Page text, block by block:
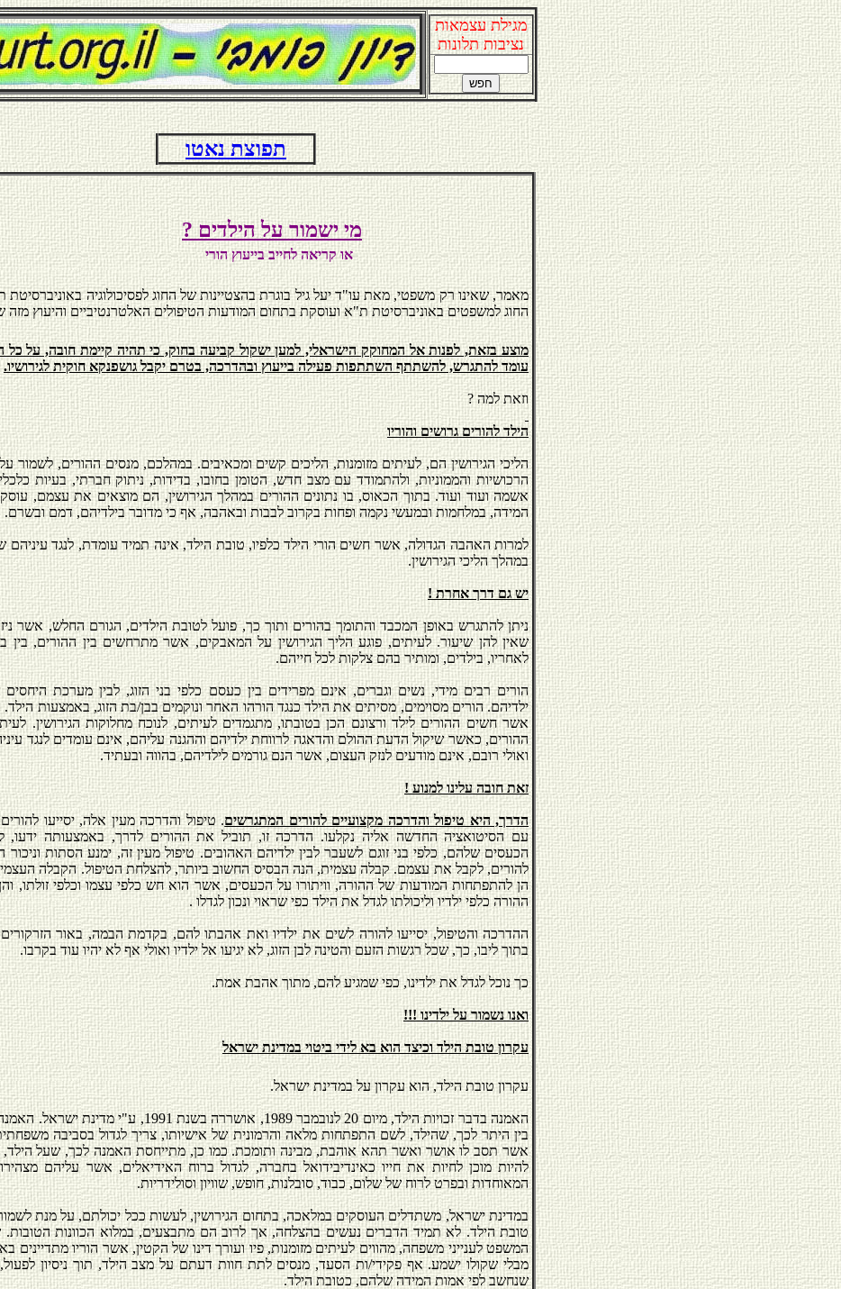
מגילת עצמאות
נציבות תלונות
תפוצת נאטו
מי ישמור על הילדים ?
או קריאה לחייב בייעוץ הורי
מאמר, שאינו רק משפטי, מאת עו"ד יעל גיל בוגרת בהצטיינות של החוג לפסיכולוגיה באוניברסיטת
החוג למשפטים באוניברסיטת ת"א ועוסקת בתחום המודעות הטיפולים האלטרנטיביים והיעוץ מזה
מוצע בזאת, לפנות אל המחוקק הישראלי, למען ישקול קביעה בחוק, כי תהיה קיימת חובה, על
עומד להתגרש, להשתתף השתתפות פעילה בייעוץ ובהדרכה, בטרם יקבל גושפנקא חוקית לגירושיו.
וזאת למה ?
הילד להורים גרושים והוריו
הליכי הגירושין הם, לעיתים מזומנות, הליכים קשים ומכאיבים. במהלכם, מנסים ההורים, לשמור על
הרכושיות והממוניות, ולהתמודד עם מצב חדש, הטומן בחובו, בדידות, ניתוק חברתי, בעיות
אשמה ועוד ועוד. בתוך הכאוס, בו נתונים ההורים במהלך הגירושין, הם מוצאים את עצמם,
המידה, במלחמות ובמעשי נקמה ופחות בקרוב לבבות ובאהבה, אף כי מדובר בילדיהם, דמם ובשרם.
למרות האהבה הגדולה, אשר חשים הורי הילד כלפיו, טובת הילד, אינה תמיד עומדת, לנגד עיניהם
במהלך הליכי הגירושין.
יש גם דרך אחרת !
ניתן להתגרש באופן המכבד והתומך בהורים ותוך כך, פועל לטובת הילדים, הגורם החלש, אשר
שאין להן שיעור. לעיתים, פוגע הליך הגירושין על המאבקים, אשר מתרחשים בין ההורים, בין
לאחריו, בילדים, ומותיר בהם צלקות לכל חייהם.
הורים רבים מידי, נשים וגברים, אינם מפרידים בין כעסם כלפי בני הזוג, לבין מערכת
ילדיהם. הורים מסוימים, מסיתים את הילד כנגד הורהו האחר ונוקמים בבן/בת הזוג, באמצעות
אשר חשים ההורים לילד ורצונם הכן בטובתו, מתגמדים לעיתים, לנוכח מחלוקות הגירושין.
ההורים, כאשר שיקול הדעת ההולם והדאגה לרווחת ילדיהם וההגנה עליהם, אינם עומדים לנגד
ואולי רובם, אינם מודעים לנזק העצום, אשר הנם גורמים לילדיהם, בהווה ובעתיד.
זאת חובה עלינו למנוע !
הדרך, היא טיפול והדרכה מקצועיים להורים המתגרשים. טיפול והדרכה מעין אלה, יסייעו
עם הסיטואציה החדשה אליה נקלעו. הדרכה זו, תוביל את ההורים לדרך, באמצעותה ידעו,
הכעסים שלהם, כלפי בני זוגם לשעבר לבין ילדיהם האהובים. טיפול מעין זה, ימנע הסתות וניכור
להורים, לקבל את עצמם. קבלה עצמית, הנה הבסיס החשוב ביותר, להצלחת הטיפול. הקבלה
הן להתפתחות המודעות של ההורה, וויתורו על הכעסים, אשר הוא חש כלפי עצמו וכלפי זולתו,
ההורה כלפי ילדיו וליכולתו לגדל את הילד כפי שראוי ונכון לגדלו .
ההדרכה והטיפול, יסייעו להורה לשים את ילדיו ואת אהבתו להם, בקדמת הבמה, באור
בתוך ליבו, כך, שכל רגשות הזעם והטינה לבן הזוג, לא יגיעו אל ילדיו ואולי אף לא יהיו עוד בקרבו.
כך נוכל לגדל את ילדינו, כפי שמגיע להם, מתוך אהבת אמת.
ואנו נשמור על ילדינו !!!
עקרון טובת הילד וכיצד הוא בא לידי ביטוי במדינת ישראל
עקרון טובת הילד, הוא עקרון על במדינת ישראל.
האמנה בדבר זכויות הילד, מיום 20 לנובמבר 1989, אושררה בשנת 1991,
בין היתר לכך, שהילד, לשם התפתחות מלאה והרמונית של אישיותו, צריך לגדול בסביבה
אשר תסב לו אושר ואשר תהא אוהבת, מבינה ותומכת. כמו כן, מתייחסת האמנה לכך, שעל
להיות מוכן לחיות את חייו כאינדיבידואל בחברה, לגדול ברוח האידיאלים, אשר עליהם
המאוחדות ובפרט לרוח של שלום, כבוד, סובלנות, חופש, שוויון וסולידריות.
במדינת ישראל, משתדלים העוסקים במלאכה, בתחום הגירושין, לעשות ככל יכולתם, על מנת
טובת הילד. לא תמיד הדברים נעשים בהצלחה, אך לרוב הם מתבצעים, במלוא הכוונות הטובות.
המשפט לענייני משפחה, מהווים לעיתים מזומנות, פיו ועורך דינו של הקטין, אשר הוריו מתדיינים
מבלי שקולו ישמע. אף פקידי/ות הסעד, מנסים לתת חוות דעתם על מצב הילד, תוך ניסיון
שנחשב לפי אמות המידה שלהם, כטובת הילד.